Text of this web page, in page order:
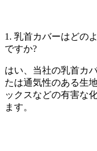
1. 乳首カバーはどの
ですか?
はい、当社の乳首カ
たは通気性のある生
ックスなどの有害な
ます。